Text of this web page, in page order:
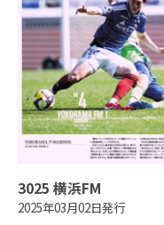
3025 横浜FM
2025年03月02日発行